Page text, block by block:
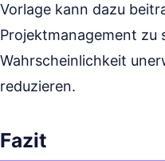
Vorlage kann dazu
Projektmanagement zu
Wahrscheinlichkeit
reduzieren.
Fazit